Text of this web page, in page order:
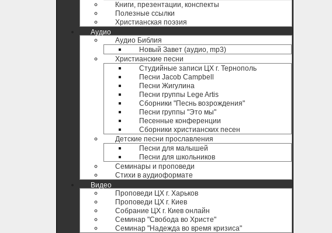
Книги, презентации, конспекты
Полезные ccылки
Христианская поэзия
Аудио
Аудио Библия
Новый Завет (аудио, mp3)
Христианские песни
Студийные записи ЦХ г. Тернополь
Песни Jacob Campbell
Песни Жигулина
Песни группы Lege Artis
Сборники "Песнь возрождения"
Песни группы "Это мы"
Песенные конференции
Сборники христианских песен
Детские песни прославления
Песни для малышей
Песни для школьников
Семинары и проповеди
Стихи в аудиоформате
Видео
Проповеди ЦХ г. Харьков
Проповеди ЦХ г. Киев
Собрание ЦХ г. Киев онлайн
Семинар "Свобода во Христе"
Семинар "Надежда во время кризиса"